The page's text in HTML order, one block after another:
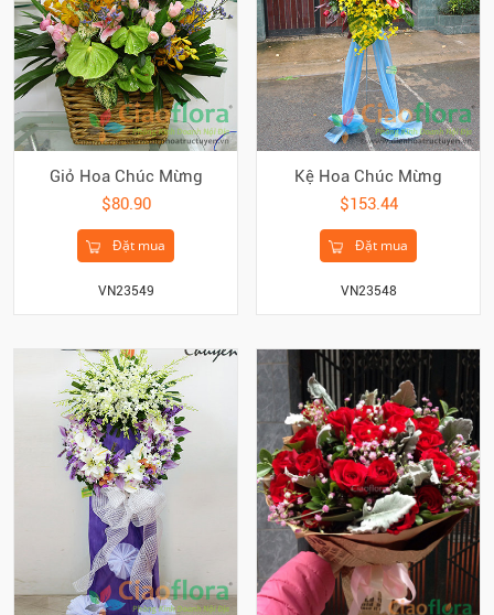
Giỏ Hoa Chúc Mừng
$80.90
Đặt mua
VN23549
Kệ Hoa Chúc Mừng
$153.44
Đặt mua
VN23548